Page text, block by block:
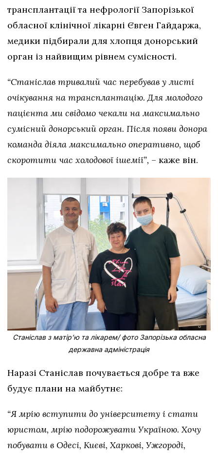
трансплантації та нефрології Запорізької
обласної клінічної лікарні Євген Гайдаржа,
медики підбирали для хлопця донорський
орган із найвищим рівнем сумісності.
“Станіслав тривалий час перебував у листі
очікування на трансплантацію. Для молодого
пацієнта ми свідомо чекали на максимально
сумісний донорський орган. Після появи донора
команда діяла максимально оперативно, щоб
скоротити час холодової ішемії”, – каже він.
Станіслав з матірʼю та лікарем/ фото Запорізька обласна
державна адміністрація
Наразі Станіслав почувається добре та вже
будує плани на майбутнє:
“Я мрію вступити до університету і стати
юристом, мрію подорожувати Україною. Хочу
побувати в Одесі, Києві, Харкові, Ужгороді,